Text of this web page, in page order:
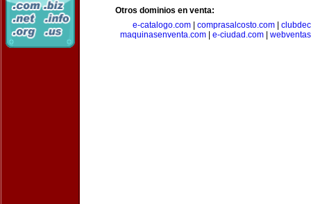
Otros dominios en venta:
e-catalogo.com
comprasalcosto.com
maquinasenventa.com
e-ciudad.com